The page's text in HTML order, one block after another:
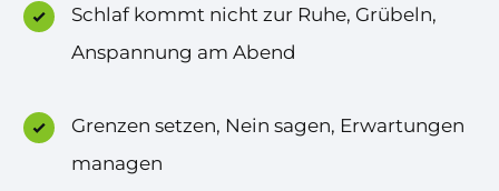
Schlaf kommt nicht zur Ruhe, Grübeln,
Anspannung am Abend
Grenzen setzen, Nein sagen, Erwartungen
managen